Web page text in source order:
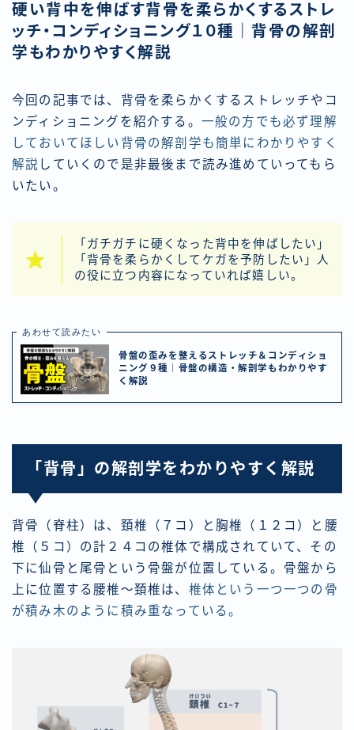
硬い背中を伸ばす背骨を柔らかくするストレ
ッチ・コンディショニング１０種｜背骨の解剖
学もわかりやすく解説
今回の記事では、背骨を柔らかくするストレッチやコ
ンディショニングを紹介する。 一般の方でも必ず理解
しておいてほしい背骨の解剖学も簡単にわかりやすく
解説 していくので是非最後まで読み進めていってもら
いたい。
「ガチガチに硬くなった背中を伸ばしたい」
「背骨を柔らかくしてケガを予防したい」人
の役に立つ内容になっていれば嬉しい。
あわせて読みたい
骨盤の歪みを整えるストレッチ＆コンディショ
ニング９種｜骨盤の構造・解剖学もわかりやす
く解説
「背骨」の解剖学をわかりやすく解説
背骨（脊柱）は、 頚椎（７コ）と胸椎（１２コ）と腰
椎（５コ）の計２４コの椎体で構成 されていて、その
下に仙骨と尾骨という骨盤が位置している。骨盤から
上に位置する腰椎〜頚椎は、 椎体という一つ一つの骨
が積み木のように積み重なっている。